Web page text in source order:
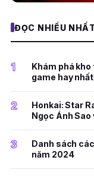
ĐỌC NHIỀU
1
Khám phá
game hay
2
Honkai: Star
Ngọc Ánh Sao
3
Danh sách
năm 2024